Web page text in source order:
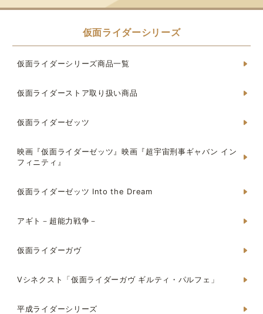
仮面ライダーシリーズ
仮面ライダーシリーズ商品一覧
仮面ライダーストア取り扱い商品
仮面ライダーゼッツ
映画『仮面ライダーゼッツ』映画『超宇宙刑事ギャバン イン
フィニティ』
仮面ライダーゼッツ Into the Dream
アギト－超能力戦争－
仮面ライダーガヴ
Vシネクスト「仮面ライダーガヴ ギルティ・パルフェ」
平成ライダーシリーズ